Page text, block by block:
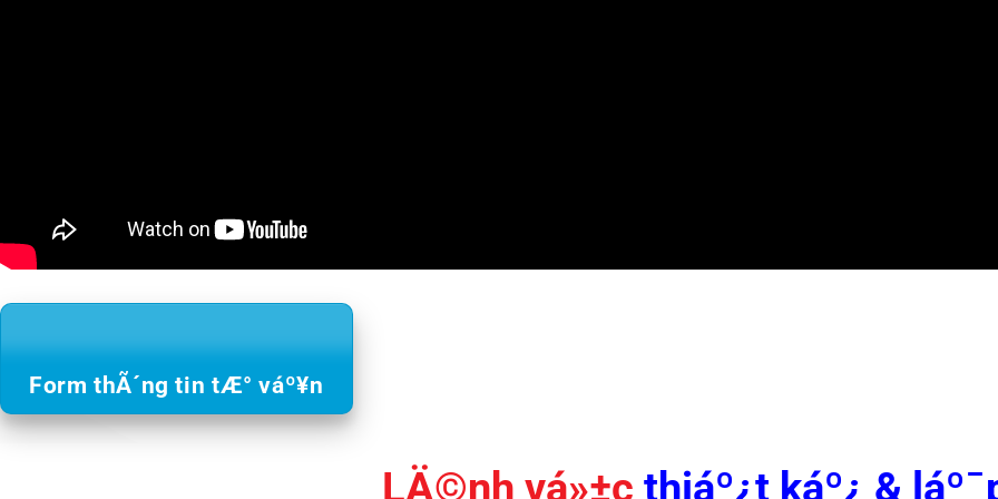
Form thÃ´ng tin tÆ° váº¥n
LÄ©nh vá»±c thiáº¿t káº¿ &